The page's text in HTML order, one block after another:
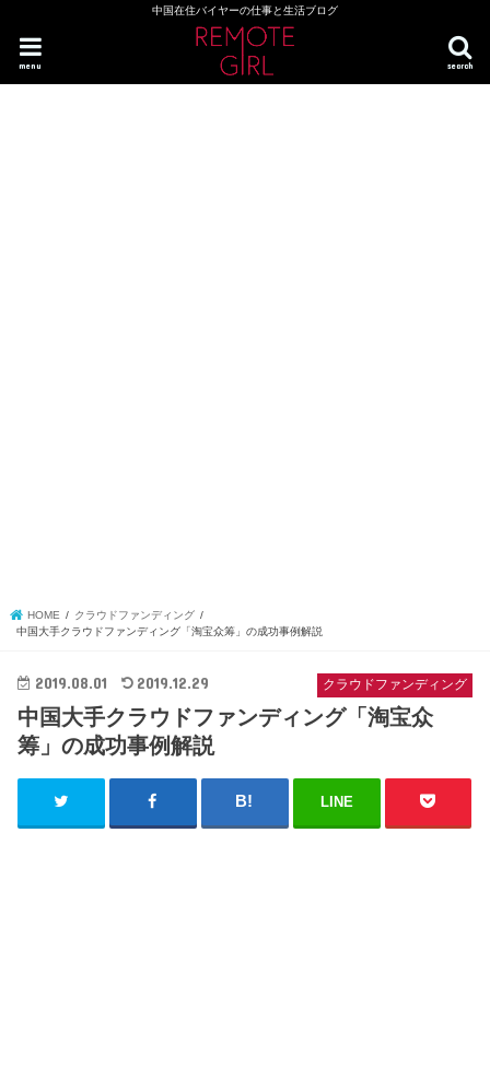
中国在住バイヤーの仕事と生活ブログ
search
menu
HOME
クラウドファンディング
中国大手クラウドファンディング「淘宝众筹」の成功事例解説
クラウドファンディング
2019.08.01 2019.12.29
中国大手クラウドファンディング「淘宝众
筹」の成功事例解説
LINE